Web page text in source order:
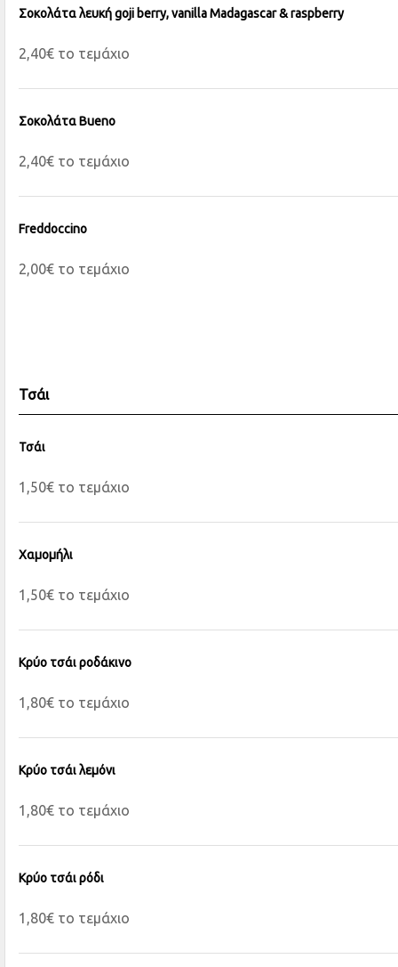
Σοκολάτα λευκή goji berry, vanilla Madagascar & raspberry
2,40€ το τεμάχιο
Σοκολάτα Bueno
2,40€ το τεμάχιο
Freddoccino
2,00€ το τεμάχιο
Τσάι
Τσάι
1,50€ το τεμάχιο
Χαμομήλι
1,50€ το τεμάχιο
Κρύο τσάι ροδάκινο
1,80€ το τεμάχιο
Κρύο τσάι λεμόνι
1,80€ το τεμάχιο
Κρύο τσάι ρόδι
1,80€ το τεμάχιο